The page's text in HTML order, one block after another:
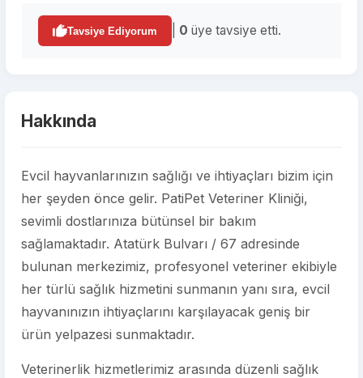
Tavsiye Ediyorum 0 üye tavsiye etti.
Hakkında
Evcil hayvanlarınızın sağlığı ve ihtiyaçları bizim için
her şeyden önce gelir. PatiPet Veteriner Kliniği,
sevimli dostlarınıza bütünsel bir bakım
sağlamaktadır. Atatürk Bulvarı / 67 adresinde
bulunan merkezimiz, profesyonel veteriner ekibiyle
her türlü sağlık hizmetini sunmanın yanı sıra, evcil
hayvanınızın ihtiyaçlarını karşılayacak geniş bir
ürün yelpazesi sunmaktadır.
Veterinerlik hizmetlerimiz arasında düzenli sağlık